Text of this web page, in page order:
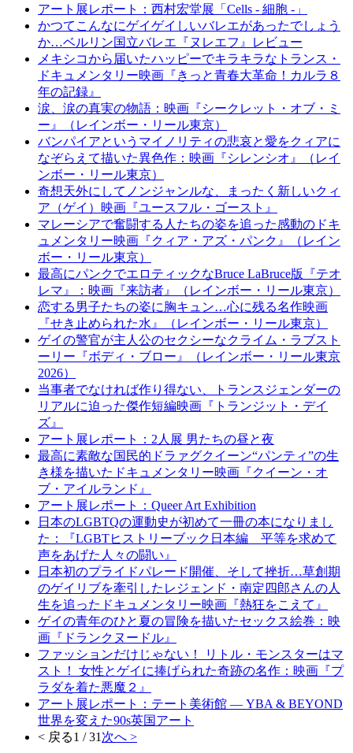
アート展レポート：西村宏堂展「Cells - 細胞 -」
かつてこんなにゲイゲイしいバレエがあったでしょう
か…ベルリン国立バレエ『ヌレエフ』レビュー
メキシコから届いたハッピーでキラキラなトランス・
ドキュメンタリー映画『きっと青春大革命！カルラ８
年の記録』
涙、涙の真実の物語：映画『シークレット・オブ・ミ
ー』（レインボー・リール東京）
バンパイアというマイノリティの悲哀と愛をクィアに
なぞらえて描いた異色作：映画『シレンシオ』（レイ
ンボー・リール東京）
奇想天外にしてノンジャンルな、まったく新しいクィ
ア（ゲイ）映画『ユースフル・ゴースト』
マレーシアで奮闘する人たちの姿を追った感動のドキ
ュメンタリー映画『クィア・アズ・パンク』（レイン
ボー・リール東京）
最高にパンクでエロティックなBruce LaBruce版『テオ
レマ』：映画『来訪者』（レインボー・リール東京）
恋する男子たちの姿に胸キュン…心に残る名作映画
『せき止められた水』（レインボー・リール東京）
ゲイの警官が主人公のセクシーなクライム・ラブスト
ーリー『ボディ・ブロー』（レインボー・リール東京
2026）
当事者でなければ作り得ない、トランスジェンダーの
リアルに迫った傑作短編映画『トランジット・デイ
ズ』
アート展レポート：2人展 男たちの昼と夜
最高に素敵な国⺠的ドラァグクイーン“パンティ”の生
き様を描いたドキュメンタリー映画『クイーン・オ
ブ・アイルランド』
アート展レポート：Queer Art Exhibition
日本のLGBTQの運動史が初めて一冊の本になりまし
た：『LGBTヒストリーブック日本編 平等を求めて
声をあげた人々の闘い』
日本初のプライドパレード開催、そして挫折…草創期
のゲイリブを牽引したレジェンド・南定四郎さんの人
生を追ったドキュメンタリー映画『熱狂をこえて』
ゲイの青年のひと夏の冒険を描いたセックス絵巻：映
画『ドランクヌードル』
ファッションだけじゃない！ リトル・モンスターはマ
スト！ 女性とゲイに捧げられた奇跡の名作：映画『プ
ラダを着た悪魔２』
アート展レポート：テート美術館 ― YBA & BEYOND
世界を変えた90s英国アート
< 戻る1 / 31 次へ >